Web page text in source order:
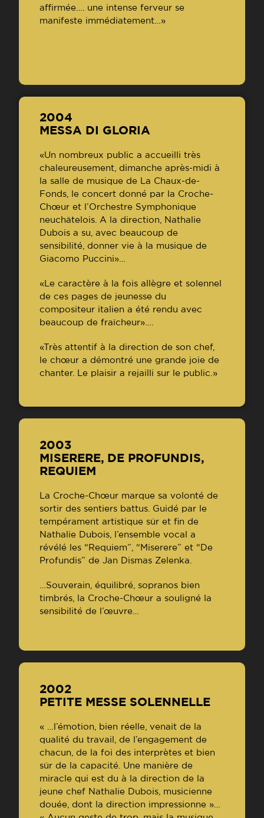
affirmée…. une intense ferveur se
manifeste immédiatement…»
2004
MESSA DI GLORIA
«Un nombreux public a accueilli très
chaleureusement, dimanche après-midi à
la salle de musique de La Chaux-de-
Fonds, le concert donné par la Croche-
Chœur et l’Orchestre Symphonique
neuchâtelois. A la direction, Nathalie
Dubois a su, avec beaucoup de
sensibilité, donner vie à la musique de
Giacomo Puccini»…
«Le caractère à la fois allègre et solennel
de ces pages de jeunesse du
compositeur italien a été rendu avec
beaucoup de fraîcheur»….
«Très attentif à la direction de son chef,
le chœur a démontré une grande joie de
chanter. Le plaisir a rejailli sur le public.»
2003
MISERERE, DE PROFUNDIS,
REQUIEM
La Croche-Chœur marque sa volonté de
sortir des sentiers battus. Guidé par le
tempérament artistique sûr et fin de
Nathalie Dubois, l’ensemble vocal a
révélé les “Requiem”, “Miserere” et “De
Profundis” de Jan Dismas Zelenka.
…Souverain, équilibré, sopranos bien
timbrés, la Croche-Chœur a souligné la
sensibilité de l’œuvre…
2002
PETITE MESSE SOLENNELLE
« …l’émotion, bien réelle, venait de la
qualité du travail, de l’engagement de
chacun, de la foi des interprètes et bien
sûr de la capacité. Une manière de
miracle qui est du à la direction de la
jeune chef Nathalie Dubois, musicienne
douée, dont la direction impressionne »…